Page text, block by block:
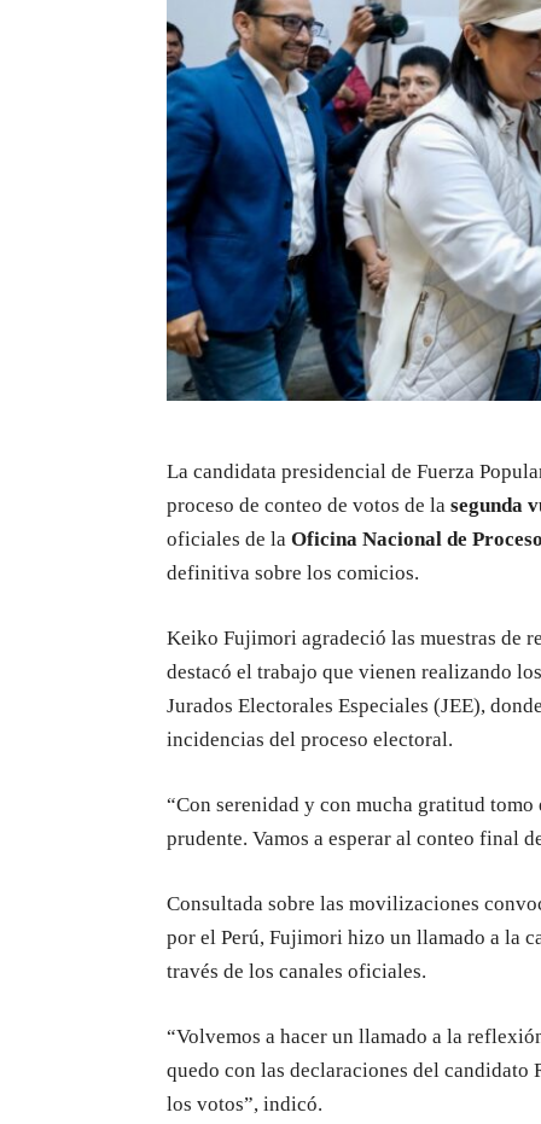
La candidata presidencial de Fuerza
proceso de conteo de votos de la segunda
oficiales de la Oficina Nacional de
definitiva sobre los comicios.
Keiko Fujimori agradeció las muestras de
destacó el trabajo que vienen realizando
Jurados Electorales Especiales (JEE),
incidencias del proceso electoral.
“Con serenidad y con mucha gratitud
prudente. Vamos a esperar al conteo final
Consultada sobre las movilizaciones
por el Perú, Fujimori hizo un llamado a la
través de los canales oficiales.
“Volvemos a hacer un llamado a la
quedo con las declaraciones del candidato
los votos”, indicó.